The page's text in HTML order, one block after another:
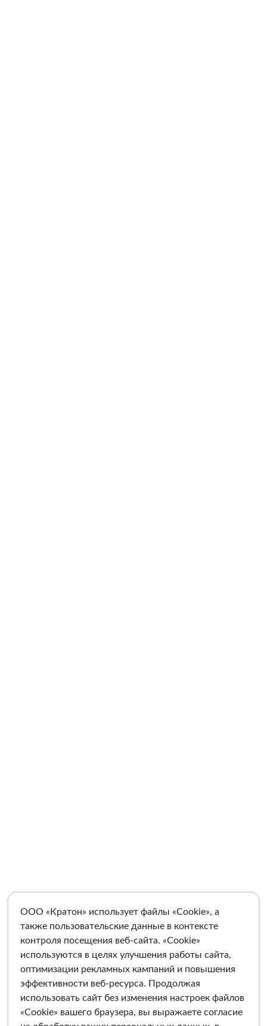
ООО «Кратон» использует файлы «Cookie», а
также пользовательские данные в контексте
контроля посещения веб-сайта. «Cookie»
используются в целях улучшения работы сайта,
оптимизации рекламных кампаний и повышения
эффективности веб-ресурса. Продолжая
использовать сайт без изменения настроек файлов
«Cookie» вашего браузера, вы выражаете согласие